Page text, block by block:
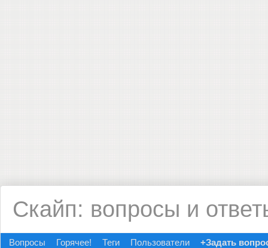
Скайп: вопросы и
Вопросы Горячее! Теги Пользователи +Задать